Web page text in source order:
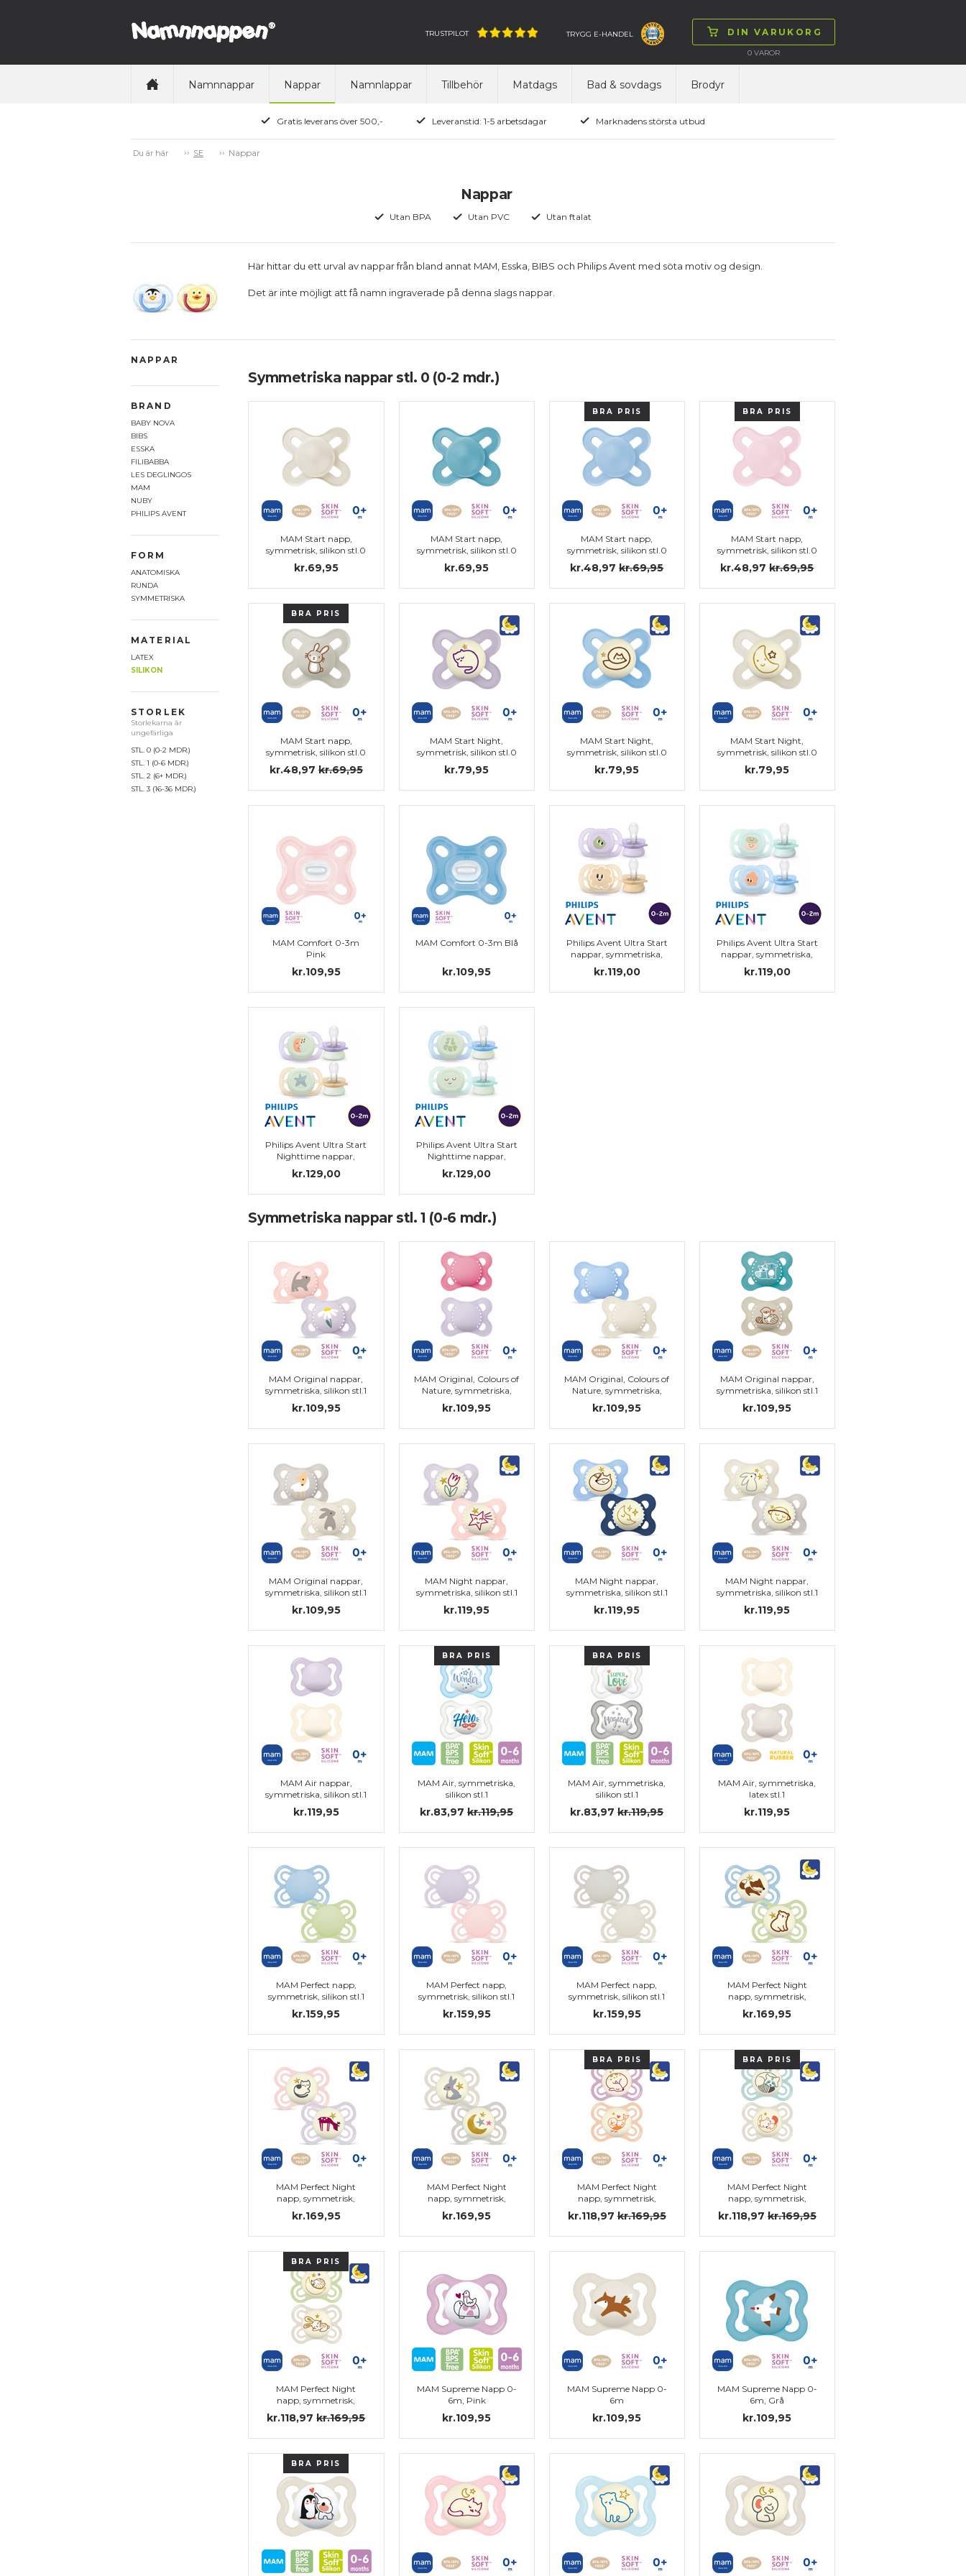
DIN VARUKORG
0VAROR
TRUSTPILOT TRYGG E-HANDEL
Namnnappar Nappar Namnlappar Tillbehör Matdags Bad & sovdags Brodyr
Gratis leverans över 500,- Leveranstid: 1-5 arbetsdagar Marknadens största utbud
Du är här SE Nappar
Nappar
Utan BPA Utan PVC Utan ftalat
Här hittar du ett urval av nappar från bland annat MAM, Esska, BIBS och Philips Avent med söta motiv og design.
Det är inte möjligt att få namn ingraverade på denna slags nappar.
NAPPAR
BRAND
BABY NOVA
BIBS
ESSKA
FILIBABBA
LES DEGLINGOS
MAM
NUBY
PHILIPS AVENT
FORM
ANATOMISKA
RUNDA
SYMMETRISKA
MATERIAL
LATEX
SILIKON
STORLEK
Storlekarna är
ungefärliga
STL. 0 (0-2 MDR.)
STL. 1 (0-6 MDR.)
STL. 2 (6+ MDR.)
STL. 3 (16-36 MDR.)
Symmetriska nappar stl. 0 (0-2 mdr.)
MAM Start napp,
symmetrisk, silikon stl.0
kr.69,95
MAM Start napp,
symmetrisk, silikon stl.0
kr.69,95
BRA PRIS
MAM Start napp,
symmetrisk, silikon stl.0
kr.48,97 kr.69,95
BRA PRIS
MAM Start napp,
symmetrisk, silikon stl.0
kr.48,97 kr.69,95
BRA PRIS
MAM Start napp,
symmetrisk, silikon stl.0
kr.48,97 kr.69,95
MAM Start Night,
symmetrisk, silikon stl.0
kr.79,95
MAM Start Night,
symmetrisk, silikon stl.0
kr.79,95
MAM Start Night,
symmetrisk, silikon stl.0
kr.79,95
MAM Comfort 0-3m
Pink
kr.109,95
MAM Comfort 0-3m Blå
kr.109,95
Philips Avent Ultra Start
nappar, symmetriska,
silikon, stl. 0 (0-2 m)
kr.119,00
Philips Avent Ultra Start
nappar, symmetriska,
silikon, stl. 0 (0-2 m)
kr.119,00
Philips Avent Ultra Start
Nighttime nappar,
symmetriska, silikon, stl.
0 (0-2 m)
kr.129,00
Philips Avent Ultra Start
Nighttime nappar,
symmetriska, silikon, stl.
0 (0-2 m)
kr.129,00
Symmetriska nappar stl. 1 (0-6 mdr.)
MAM Original nappar,
symmetriska, silikon stl.1
kr.109,95
MAM Original, Colours of
Nature, symmetriska,
kr.109,95
MAM Original, Colours of
Nature, symmetriska,
kr.109,95
MAM Original nappar,
symmetriska, silikon stl.1
kr.109,95
MAM Original nappar,
symmetriska, silikon stl.1
kr.109,95
MAM Night nappar,
symmetriska, silikon stl.1
kr.119,95
MAM Night nappar,
symmetriska, silikon stl.1
(blå, transparent)
kr.119,95
MAM Night nappar,
symmetriska, silikon stl.1
kr.119,95
MAM Air nappar,
symmetriska, silikon stl.1
kr.119,95
BRA PRIS
MAM Air, symmetriska,
silikon stl.1
kr.83,97 kr.119,95
BRA PRIS
MAM Air, symmetriska,
silikon stl.1
kr.83,97 kr.119,95
MAM Air, symmetriska,
latex stl.1
kr.119,95
MAM Perfect napp,
symmetrisk, silikon stl.1
kr.159,95
MAM Perfect napp,
symmetrisk, silikon stl.1
kr.159,95
MAM Perfect napp,
symmetrisk, silikon stl.1
kr.159,95
MAM Perfect Night
napp, symmetrisk,
kr.169,95
MAM Perfect Night
napp, symmetrisk,
kr.169,95
MAM Perfect Night
napp, symmetrisk,
kr.169,95
BRA PRIS
MAM Perfect Night
napp, symmetrisk,
silikon stl.1
kr.118,97 kr.169,95
BRA PRIS
MAM Perfect Night
napp, symmetrisk,
silikon stl.1 (ljusblå)
kr.118,97 kr.169,95
BRA PRIS
MAM Perfect Night
napp, symmetrisk,
silikon stl.1
kr.118,97 kr.169,95
MAM Supreme Napp 0-
6m, Pink
kr.109,95
MAM Supreme Napp 0-
6m
kr.109,95
MAM Supreme Napp 0-
6m, Grå
kr.109,95
BRA PRIS